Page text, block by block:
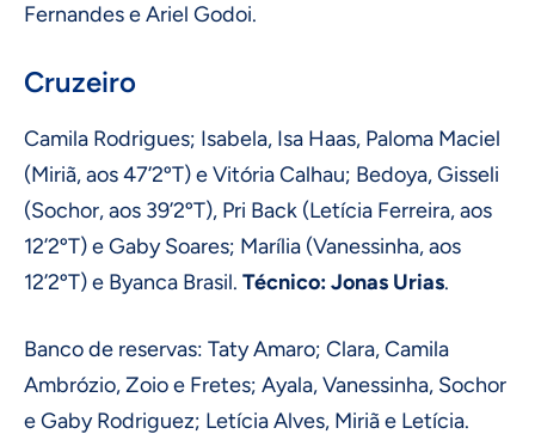
Fernandes e Ariel Godoi.
Cruzeiro
Camila Rodrigues; Isabela, Isa Haas, Paloma Maciel
(Miriã, aos 47’2ºT) e Vitória Calhau; Bedoya, Gisseli
(Sochor, aos 39’2ºT), Pri Back (Letícia Ferreira, aos
12’2ºT) e Gaby Soares; Marília (Vanessinha, aos
12’2ºT) e Byanca Brasil. Técnico: Jonas Urias.
Banco de reservas: Taty Amaro; Clara, Camila
Ambrózio, Zoio e Fretes; Ayala, Vanessinha, Sochor
e Gaby Rodriguez; Letícia Alves, Miriã e Letícia.